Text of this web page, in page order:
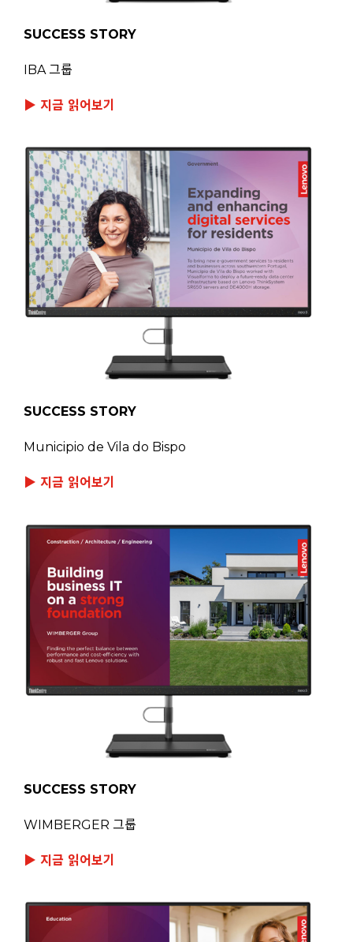
SUCCESS STORY
IBA 그룹
▶ 지금 읽어보기
SUCCESS STORY
Municipio de Vila do Bispo
▶ 지금 읽어보기
SUCCESS STORY
WIMBERGER 그룹
▶ 지금 읽어보기